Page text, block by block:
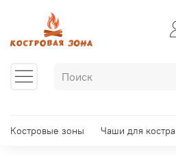
Костровые зоны Чаши для костра